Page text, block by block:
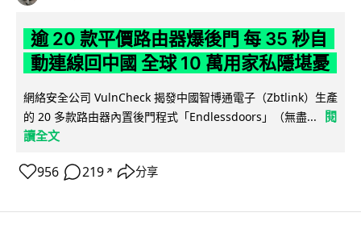
逾 20 款平價路由器爆後門 每 35 秒自
動連線回中國 全球 10 萬用家私隱堪憂
網絡安全公司 VulnCheck 揭發中國智博通電子（Zbtlink）生產
的 20 多款路由器內置後門程式「Endlessdoors」（無盡...
閱
讀全文
956 219 ↗ 分享